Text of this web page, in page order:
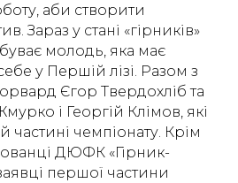
аби створити
Зараз у стані «гірників»
молодь, яка має
у Першій лізі. Разом з
Єгор Твердохліб та
і Георгій Клімов, які
частині чемпіонату. Крім
ДЮФК «Гірник-
першої частини